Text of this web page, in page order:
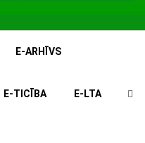
E-ARHĪVS
E-TICĪBA E-LTA